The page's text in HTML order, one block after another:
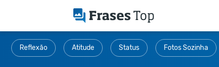
Reflexão Atitude Status Fotos Sozinha